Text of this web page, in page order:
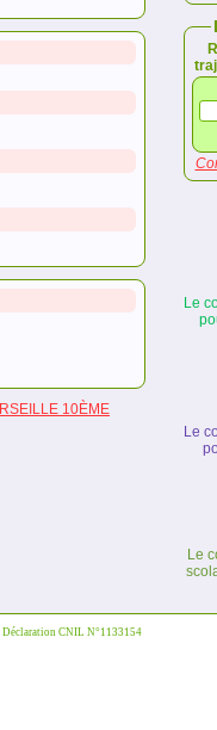
10ÈME
Le
Le
Le
| Déclaration CNIL N°1133154